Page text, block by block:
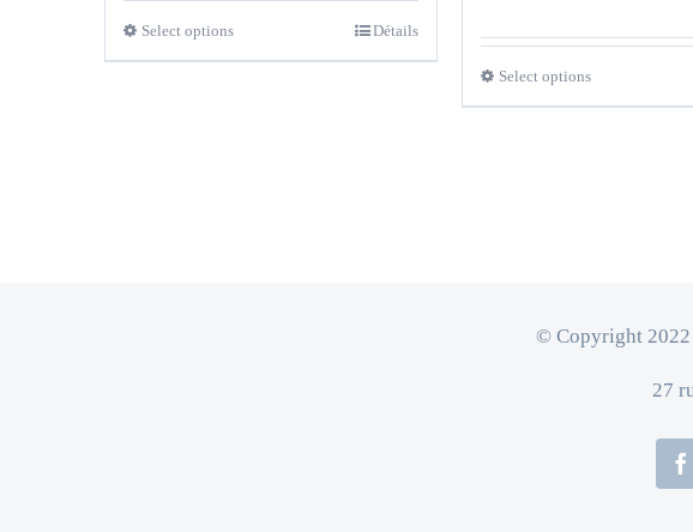
Select options Détails
Select options
© Copyright 2022
27